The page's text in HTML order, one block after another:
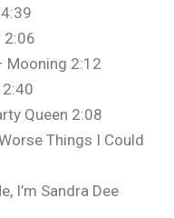
2:06
Mooning 2:12
2:40
Queen 2:08
Things I Could
I’m Sandra Dee